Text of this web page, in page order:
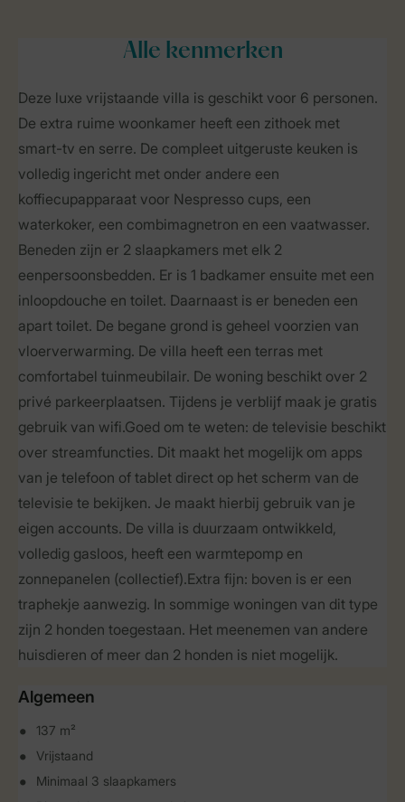
Alle kenmerken
Deze luxe vrijstaande villa is geschikt voor 6 personen.
De extra ruime woonkamer heeft een zithoek met
smart-tv en serre. De compleet uitgeruste keuken is
volledig ingericht met onder andere een
koffiecupapparaat voor Nespresso cups, een
waterkoker, een combimagnetron en een vaatwasser.
Beneden zijn er 2 slaapkamers met elk 2
eenpersoonsbedden. Er is 1 badkamer ensuite met een
inloopdouche en toilet. Daarnaast is er beneden een
apart toilet. De begane grond is geheel voorzien van
vloerverwarming. De villa heeft een terras met
comfortabel tuinmeubilair. De woning beschikt over 2
privé parkeerplaatsen. Tijdens je verblijf maak je gratis
gebruik van wifi.Goed om te weten: de televisie beschikt
over streamfuncties. Dit maakt het mogelijk om apps
van je telefoon of tablet direct op het scherm van de
televisie te bekijken. Je maakt hierbij gebruik van je
eigen accounts. De villa is duurzaam ontwikkeld,
volledig gasloos, heeft een warmtepomp en
zonnepanelen (collectief).Extra fijn: boven is er een
traphekje aanwezig. In sommige woningen van dit type
zijn 2 honden toegestaan. Het meenemen van andere
huisdieren of meer dan 2 honden is niet mogelijk.
Algemeen
137 m²
Vrijstaand
Minimaal 3 slaapkamers